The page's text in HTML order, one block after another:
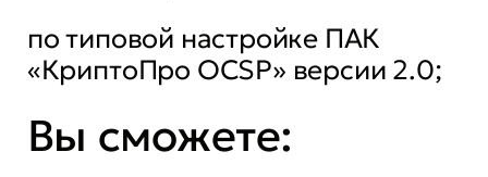
по типовой настройке ПАК
«КриптоПро OCSP» версии 2.0;
Вы сможете: